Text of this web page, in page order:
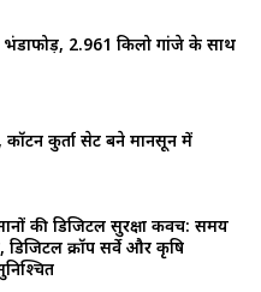
भंडाफोड़, 2.961 किलो गांजे के साथ
कुर्ता सेट बने मानसून में
की डिजिटल सुरक्षा कवच: समय
क्रॉप सर्वे और कृषि